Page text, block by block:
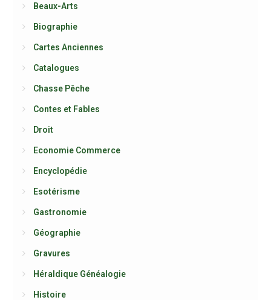
Beaux-Arts
Biographie
Cartes Anciennes
Catalogues
Chasse Pêche
Contes et Fables
Droit
Economie Commerce
Encyclopédie
Esotérisme
Gastronomie
Géographie
Gravures
Héraldique Généalogie
Histoire